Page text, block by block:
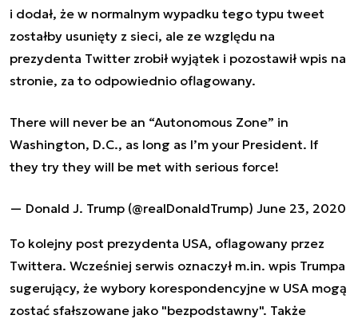
i dodał, że w normalnym wypadku tego typu tweet
zostałby usunięty z sieci, ale ze względu na
prezydenta Twitter zrobił wyjątek i pozostawił wpis na
stronie, za to odpowiednio oflagowany.
There will never be an “Autonomous Zone” in
Washington, D.C., as long as I’m your President. If
they try they will be met with serious force!
— Donald J. Trump (@realDonaldTrump) June 23, 2020
To kolejny post prezydenta USA, oflagowany przez
Twittera. Wcześniej serwis oznaczył m.in. wpis Trumpa
sugerujący, że wybory korespondencyjne w USA mogą
zostać sfałszowane jako "bezpodstawny". Także